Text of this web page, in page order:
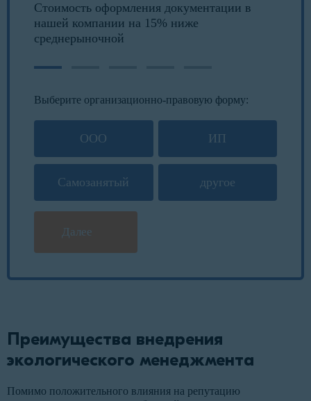
Стоимость оформления документации в
нашей компании на 15% ниже
среднерыночной
Выберите организационно-правовую форму:
ООО ИП
Самозанятый другое
Далее
Преимущества внедрения
экологического менеджмента
Помимо положительного влияния на репутацию